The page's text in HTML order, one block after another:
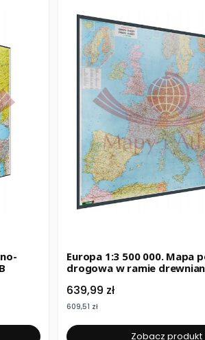
Europa 1:3 500 000. Mapa
drogowa w ramie
Cena
639,99 zł
Cena
609,51 zł
Zobacz produkt